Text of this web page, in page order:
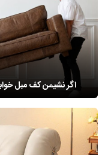
اگر نشیمن کف مبل